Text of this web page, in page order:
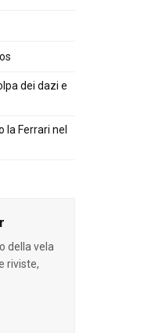
dei dazi e
la Ferrari nel
della vela
riviste,